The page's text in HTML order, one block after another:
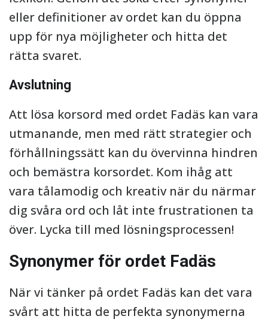
eller definitioner av ordet kan du öppna
upp för nya möjligheter och hitta det
rätta svaret.
Avslutning
Att lösa korsord med ordet Fadäs kan vara
utmanande, men med rätt strategier och
förhållningssätt kan du övervinna hindren
och bemästra korsordet. Kom ihåg att
vara tålamodig och kreativ när du närmar
dig svåra ord och låt inte frustrationen ta
över. Lycka till med lösningsprocessen!
Synonymer för ordet Fadäs
När vi tänker på ordet Fadäs kan det vara
svårt att hitta de perfekta synonymerna